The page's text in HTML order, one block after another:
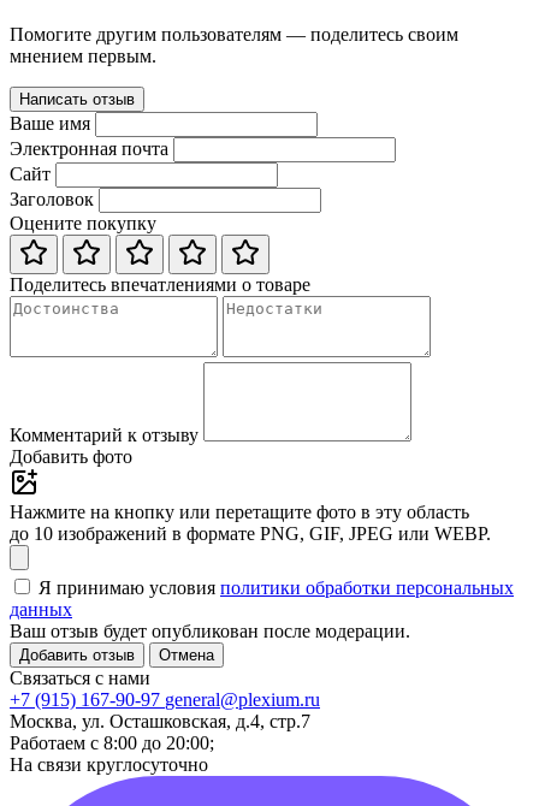
Помогите другим пользователям — поделитесь своим
мнением первым.
Написать отзыв
Ваше имя
Электронная почта
Сайт
Заголовок
Оцените покупку
Поделитесь впечатлениями о товаре
Комментарий к отзыву
Добавить фото
Нажмите на кнопку или перетащите фото в эту область
до 10 изображений в формате PNG, GIF, JPEG или WEBP.
Я принимаю условия политики обработки персональных
данных
Ваш отзыв будет опубликован после модерации.
Добавить отзыв Отмена
Связаться с нами
+7 (915) 167-90-97 general@plexium.ru
Москва, ул. Осташковская, д.4, стр.7
Работаем с 8:00 до 20:00;
На связи круглосуточно